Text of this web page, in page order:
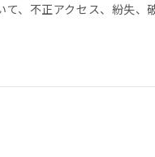
、不正アクセス、紛失